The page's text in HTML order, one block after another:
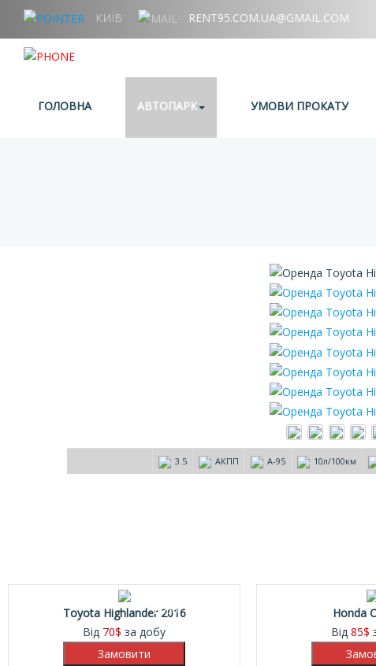
КИЇВ RENT95.COM.UA@GMAIL.COM
ГОЛОВНА АВТОПАРК УМОВИ ПРОКАТУ
3.5 АКПП А-95 10л/100км
10%
Toyota Highlander 2016
Від 70$ за добу
Honda
Від 85$